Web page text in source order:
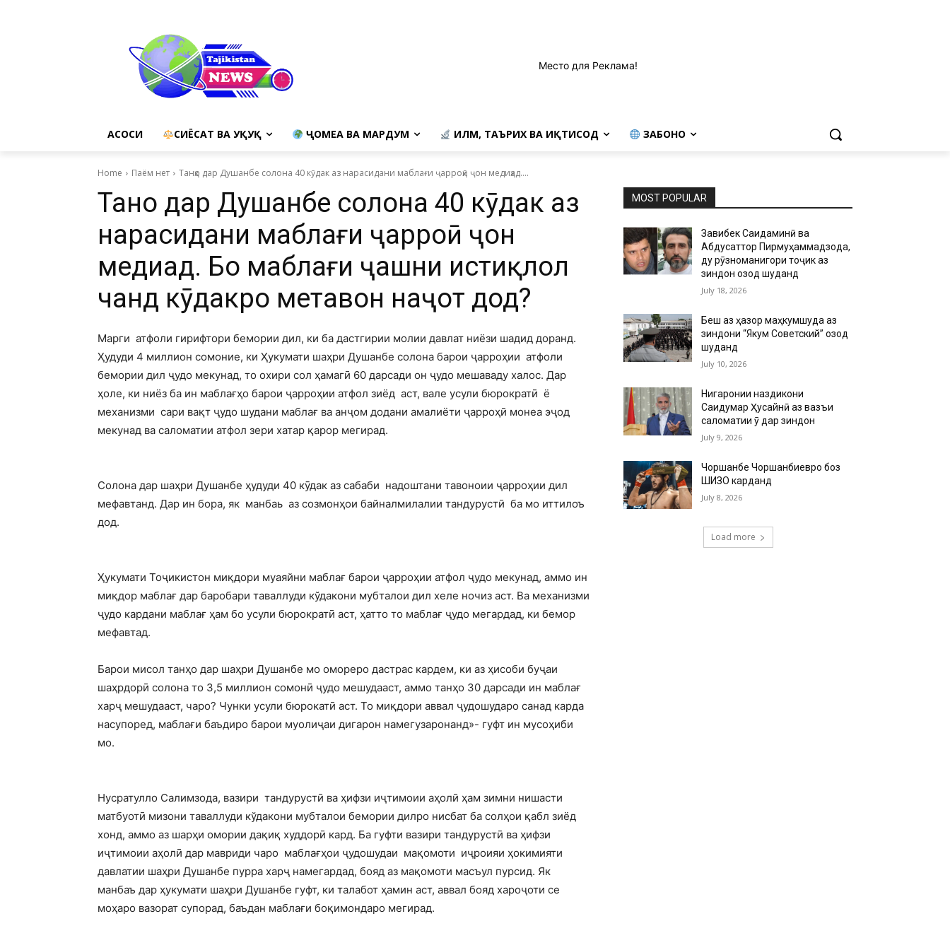
Место для Реклама!
АСОСИ СИЁСАТ ВА ҲУҚУҚ ҶОМЕА ВА МАРДУМ ИЛМ, ТАЪРИХ ВА ИҚТИСОД ЗАБОНҲО
Home Паём нет Танҳо дар Душанбе солона 40 кӯдак аз нарасидани маблағи ҷарроҳӣ ҷон медиҳад....
Танҳо дар Душанбе солона 40 кӯдак аз
нарасидани маблағи ҷарроҳӣ ҷон
медиҳад. Бо маблағи ҷашни истиқлол
чанд кӯдакро метавон наҷот дод?
Марги атфоли гирифтори бемории дил, ки ба дастгирии молии давлат ниёзи шадид доранд.
Ҳудуди 4 миллион сомоние, ки Ҳукумати шаҳри Душанбе солона барои ҷарроҳии атфоли
бемории дил ҷудо мекунад, то охири сол ҳамагӣ 60 дарсади он ҷудо мешаваду халос. Дар
ҳоле, ки ниёз ба ин маблағҳо барои ҷарроҳии атфол зиёд аст, вале усули бюрократӣ ё
механизми сари вақт ҷудо шудани маблағ ва анҷом додани амалиёти ҷарроҳӣ монеа эҷод
мекунад ва саломатии атфол зери хатар қарор мегирад.
Солона дар шаҳри Душанбе ҳудуди 40 кӯдак аз сабаби надоштани тавоноии ҷарроҳии дил
мефавтанд. Дар ин бора, як манбаь аз созмонҳои байналмилалии тандурустӣ ба мо иттилоъ
дод.
Ҳукумати Тоҷикистон миқдори муаяйни маблағ барои ҷарроҳии атфол ҷудо мекунад, аммо ин
миқдор маблағ дар баробари таваллуди кўдакони мубталои дил хеле ночиз аст. Ва механизми
ҷудо кардани маблағ ҳам бо усули бюрократӣ аст, ҳатто то маблағ ҷудо мегардад, ки бемор
мефавтад.
Барои мисол танҳо дар шаҳри Душанбе мо омореро дастрас кардем, ки аз ҳисоби буҷаи
шаҳрдорӣ солона то 3,5 миллион сомонӣ ҷудо мешудааст, аммо танҳо 30 дарсади ин маблағ
харҷ мешудааст, чаро? Чунки усули бюрокатӣ аст. То миқдори аввал ҷудошударо санад карда
насупоред, маблағи баъдиро барои муолиҷаи дигарон намегузаронанд»- гуфт ин мусоҳиби
мо.
Нусратулло Салимзода, вазири тандурустӣ ва ҳифзи иҷтимоии аҳолӣ ҳам зимни нишасти
матбуотӣ мизони таваллуди кўдакони мубталои бемории дилро нисбат ба солҳои қабл зиёд
хонд, аммо аз шарҳи омории дақиқ худдорӣ кард. Ба гуфти вазири тандурустӣ ва ҳифзи
иҷтимоии аҳолӣ дар мавриди чаро маблағҳои ҷудошудаи мақомоти иҷроияи ҳокимияти
давлатии шаҳри Душанбе пурра харҷ намегардад, бояд аз мақомоти масъул пурсид. Як
манбаъ дар ҳукумати шаҳри Душанбе гуфт, ки талабот ҳамин аст, аввал бояд хароҷоти се
моҳаро вазорат супорад, баъдан маблағи боқимондаро мегирад.
MOST POPULAR
Завқибек Саидаминӣ ва
Абдусаттор Пирмуҳаммадзода,
ду рӯзноманигори тоҷик аз
зиндон озод шуданд
July 18, 2026
Беш аз ҳазор маҳкумшуда аз
зиндони “Якум Советский” озод
шуданд
July 10, 2026
Нигаронии наздикони
Саидумар Ҳусайнӣ аз вазъи
саломатии ӯ дар зиндон
July 9, 2026
Чоршанбе Чоршанбиевро боз
ШИЗО карданд
July 8, 2026
Load more